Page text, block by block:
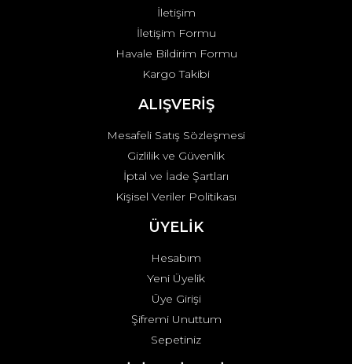
İletişim
İletişim Formu
Havale Bildirim Formu
Kargo Takibi
ALIŞVERİŞ
Mesafeli Satış Sözleşmesi
Gizlilik ve Güvenlik
İptal ve İade Şartları
Kişisel Veriler Politikası
ÜYELİK
Hesabım
Yeni Üyelik
Üye Girişi
Şifremi Unuttum
Sepetiniz